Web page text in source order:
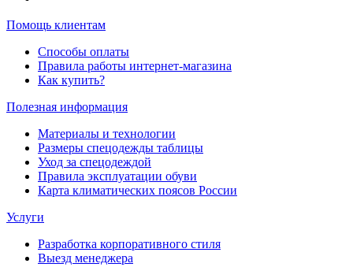
Помощь клиентам
Способы оплаты
Правила работы интернет-магазина
Как купить?
Полезная информация
Материалы и технологии
Размеры спецодежды таблицы
Уход за спецодеждой
Правила эксплуатации обуви
Карта климатических поясов России
Услуги
Разработка корпоративного стиля
Выезд менеджера